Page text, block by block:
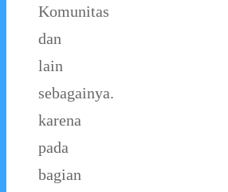
Komunitas
dan
lain
sebagainya.
karena
pada
bagian